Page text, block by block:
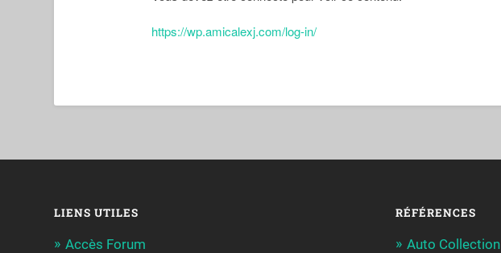
https://wp.amicalexj.com/log-in/
LIENS UTILES
Accès Forum
RÉFÉRENCES
Auto Collection